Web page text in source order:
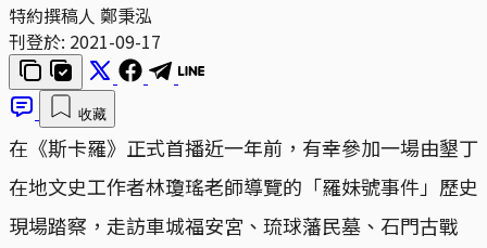
特約撰稿人 鄭秉泓
刊登於: 2021-09-17
收藏
在《斯卡羅》正式首播近一年前，有幸參加一場由墾丁
在地文史工作者林瓊瑤老師導覽的「羅妹號事件」歷史
現場踏察，走訪車城福安宮、琉球藩民墓、石門古戰